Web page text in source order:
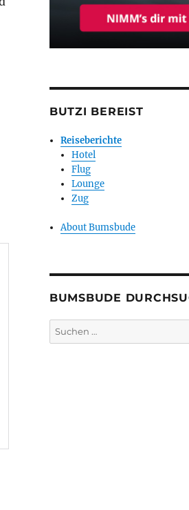
BUTZI BEREIST
Reiseberichte
Hotel
Flug
Lounge
Zug
About Bumsbude
BUMSBUDE
Suche
nach: